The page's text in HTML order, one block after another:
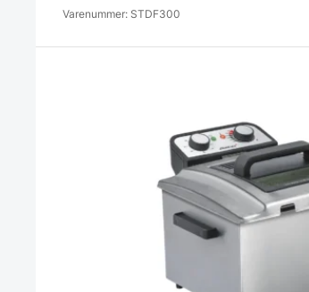
Varenummer: STDF300